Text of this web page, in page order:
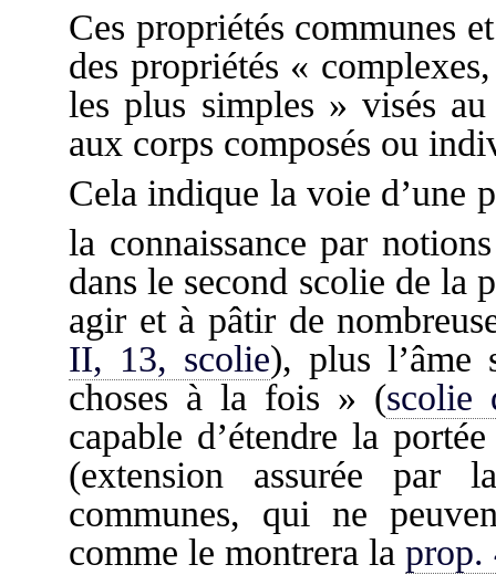
Ces propriétés communes
des propriétés «
les plus simples » visés
aux corps composés ou
Cela indique la voie d’une
la connaissance par
dans le second scolie de la
agir et à pâtir de
II, 13, scolie), plus l’âme
choses à la fois » (scolie
capable d’étendre la
(extension assurée par
communes, qui ne
comme le montrera la prop.